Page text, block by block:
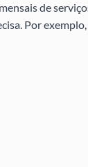
de
Por